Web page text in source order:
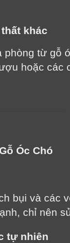
khác
phòng từ gỗ
hoặc các
Óc Chó
bụi và các
chỉ nên
tự nhiên